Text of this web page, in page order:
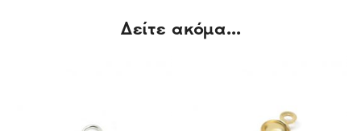
Δείτε ακόμα...